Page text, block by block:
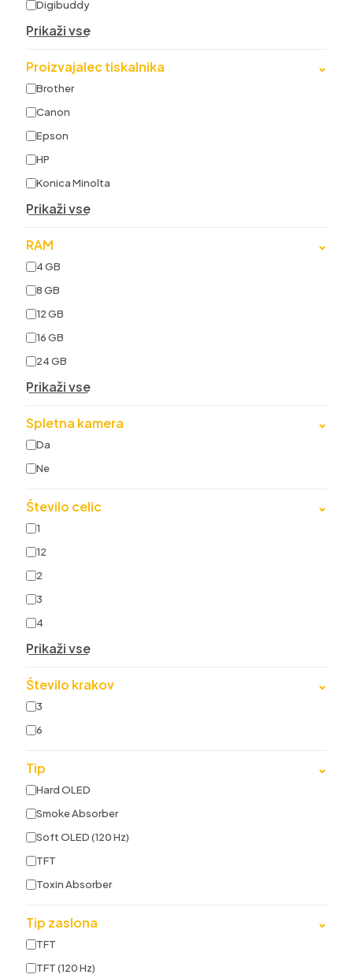
Digibuddy
Prikaži vse
Proizvajalec tiskalnika ⌄
Brother
Canon
Epson
HP
Konica Minolta
Prikaži vse
RAM ⌄
4 GB
8 GB
12 GB
16 GB
24 GB
Prikaži vse
Spletna kamera ⌄
Da
Ne
Število celic ⌄
1
12
2
3
4
Prikaži vse
Število krakov ⌄
3
6
Tip ⌄
Hard OLED
Smoke Absorber
Soft OLED (120 Hz)
TFT
Toxin Absorber
Tip zaslona ⌄
TFT
TFT (120 Hz)